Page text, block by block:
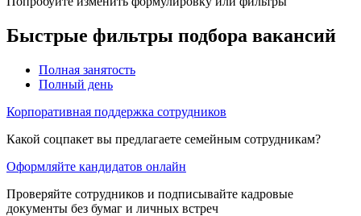
Быстрые фильтры подбора вакансий
Полная занятость
Полный день
Корпоративная поддержка сотрудников
Какой соцпакет вы предлагаете семейным сотрудникам?
Оформляйте кандидатов онлайн
Проверяйте сотрудников и подписывайте кадровые
документы без бумаг и личных встреч